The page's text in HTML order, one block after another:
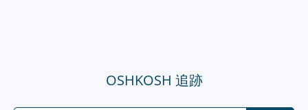
OSHKOSH 追跡